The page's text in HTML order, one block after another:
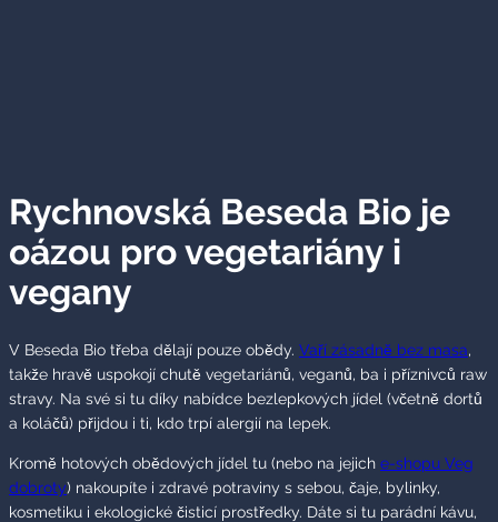
Rychnovská Beseda Bio je
oázou pro vegetariány i
vegany
V Beseda Bio třeba dělají pouze obědy. Vaří zásadně bez masa,
takže hravě uspokojí chutě vegetariánů, veganů, ba i příznivců raw
stravy. Na své si tu díky nabídce bezlepkových jídel (včetně dortů
a koláčů) přijdou i ti, kdo trpí alergií na lepek.
Kromě hotových obědových jídel tu (nebo na jejich e-shopu Veg
dobroty) nakoupíte i zdravé potraviny s sebou, čaje, bylinky,
kosmetiku i ekologické čisticí prostředky. Dáte si tu parádní kávu,